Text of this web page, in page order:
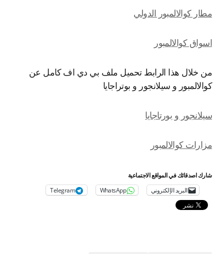
كوالالمبور الدولي
كوالالمبور
خلال هذا الرابط تحميل ملف بي دي اف كامل عن
و سيلانجور و بوتراجايا
و بورتاجايا
كوالالمبور
اصدقائك في المواقع الاجتماعية
البريد الإلكتروني WhatsApp
Telegram